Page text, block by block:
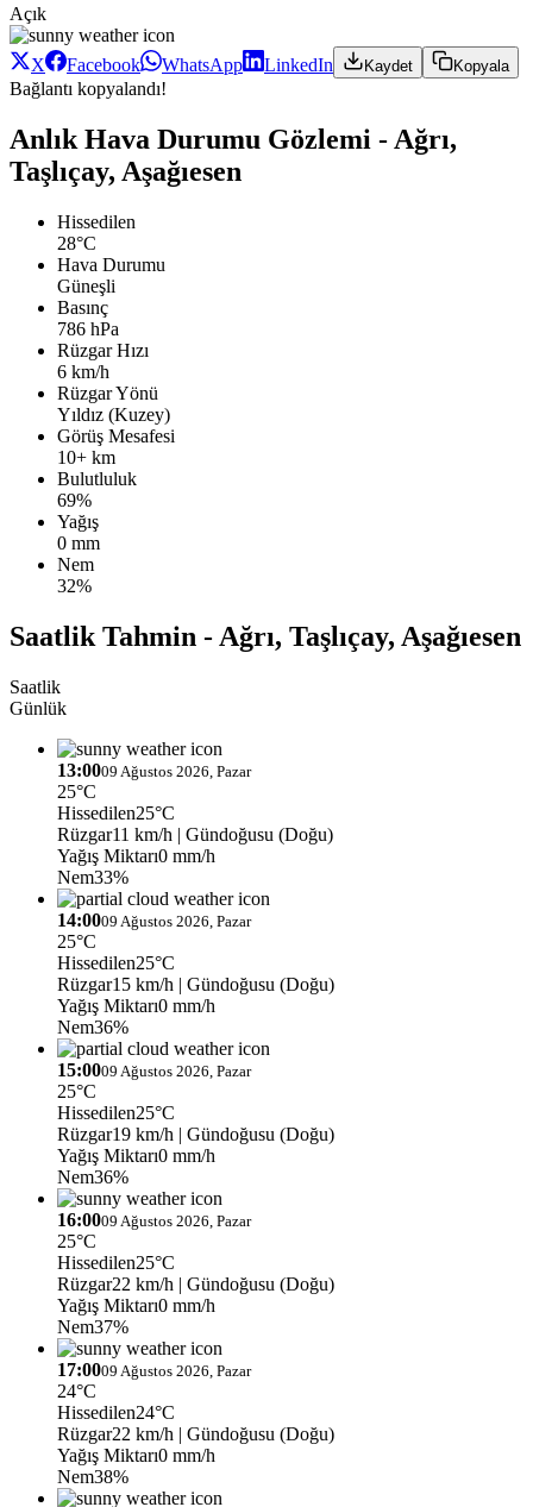
Açık
X Facebook WhatsApp LinkedIn Kaydet Kopyala
Bağlantı kopyalandı!
Anlık Hava Durumu Gözlemi - Ağrı,
Taşlıçay, Aşağıesen
Hissedilen
28°C
Hava Durumu
Güneşli
Basınç
786 hPa
Rüzgar Hızı
6 km/h
Rüzgar Yönü
Yıldız (Kuzey)
Görüş Mesafesi
10+ km
Bulutluluk
69%
Yağış
0 mm
Nem
32%
Saatlik Tahmin - Ağrı, Taşlıçay, Aşağıesen
Saatlik
Günlük
13:0009 Ağustos 2026, Pazar
25°C
Hissedilen25°C
Rüzgar11 km/h | Gündoğusu (Doğu)
Yağış Miktarı0 mm/h
Nem33%
14:0009 Ağustos 2026, Pazar
25°C
Hissedilen25°C
Rüzgar15 km/h | Gündoğusu (Doğu)
Yağış Miktarı0 mm/h
Nem36%
15:0009 Ağustos 2026, Pazar
25°C
Hissedilen25°C
Rüzgar19 km/h | Gündoğusu (Doğu)
Yağış Miktarı0 mm/h
Nem36%
16:0009 Ağustos 2026, Pazar
25°C
Hissedilen25°C
Rüzgar22 km/h | Gündoğusu (Doğu)
Yağış Miktarı0 mm/h
Nem37%
17:0009 Ağustos 2026, Pazar
24°C
Hissedilen24°C
Rüzgar22 km/h | Gündoğusu (Doğu)
Yağış Miktarı0 mm/h
Nem38%